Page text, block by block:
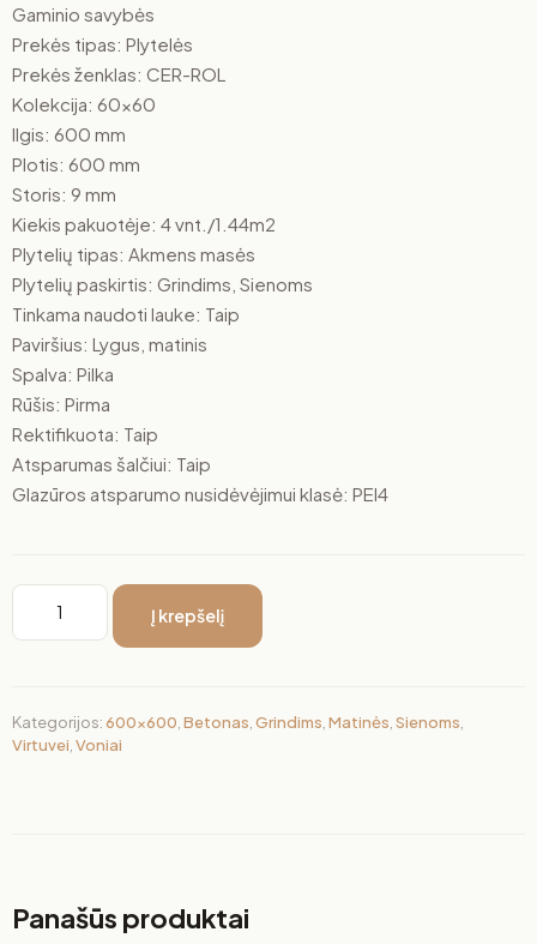
Gaminio savybės
Prekės tipas: Plytelės
Prekės ženklas: CER-ROL
Kolekcija: 60×60
Ilgis: 600 mm
Plotis: 600 mm
Storis: 9 mm
Kiekis pakuotėje: 4 vnt./1.44m2
Plytelių tipas: Akmens masės
Plytelių paskirtis: Grindims, Sienoms
Tinkama naudoti lauke: Taip
Paviršius: Lygus, matinis
Spalva: Pilka
Rūšis: Pirma
Rektifikuota: Taip
Atsparumas šalčiui: Taip
Glazūros atsparumo nusidėvėjimui klasė: PEI4
Į krepšelį
Kategorijos:600x600,Betonas,Grindims,Matinės,Sienoms,
Virtuvei,Voniai
Panašūs produktai